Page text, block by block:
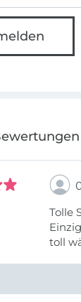
Tolle
toll